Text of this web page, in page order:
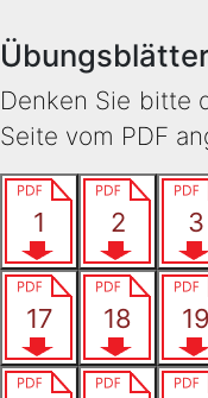
Denken Sie bitte
Seite vom PDF